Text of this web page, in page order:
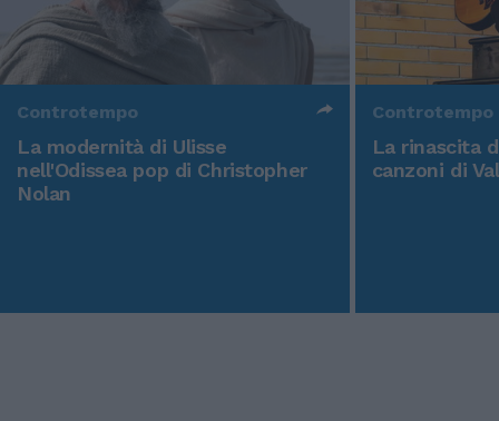
Controtempo
La modernità di Ulisse
nell'Odissea pop di Christopher
Nolan
Controtempo
La rinascita
canzoni di